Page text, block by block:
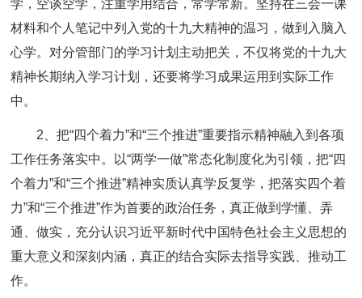
学，空谈空学，注重学用结合，常学常新。坚持在三会一课
材料和个人笔记中列入党的十九大精神的温习，做到入脑入
心学。对分管部门的学习计划主动把关，不仅将党的十九大
精神长期纳入学习计划，还要将学习成果运用到实际工作
中。
2、把“四个着力”和“三个推进”重要指示精神融入到各项
工作任务落实中。以“两学一做”常态化制度化为引领，把“四
个着力”和“三个推进”精神实质认真学反复学，把落实四个着
力”和“三个推进”作为首要的政治任务，真正做到学懂、弄
通、做实，充分认识习近平新时代中国特色社会主义思想的
重大意义和深刻内涵，真正的结合实际去指导实践、推动工
作。